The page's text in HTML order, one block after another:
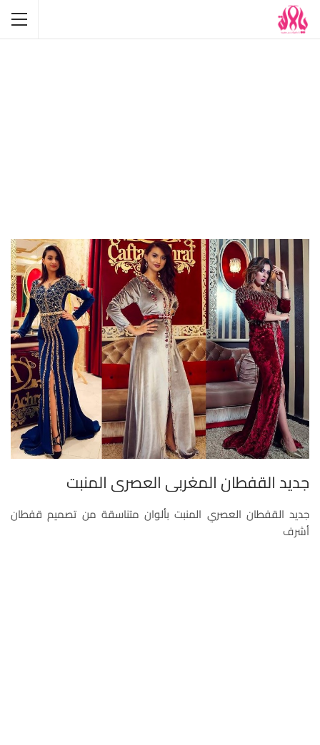
جديد القفطان المغربي العصري المنبت
جديد القفطان العصري المنبت بألوان متناسقة من تصميم قفطان
أشرف